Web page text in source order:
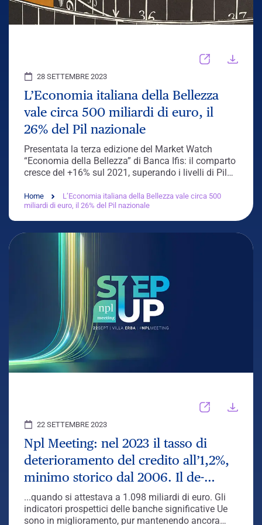
28 SETTEMBRE 2023
L’Economia italiana della Bellezza
vale circa 500 miliardi di euro, il
26% del Pil nazionale
Presentata la terza edizione del Market Watch
“Economia della Bellezza” di Banca Ifis: il comparto
cresce del +16% sul 2021, superando i livelli di Pil
Home
L’Economia italiana della Bellezza vale circa 500
miliardi di euro, il 26% del Pil nazionale
22 SETTEMBRE 2023
Npl Meeting: nel 2023 il tasso di
deterioramento del credito all’1,2%,
minimo storico dal 2006. Il de-
risking dei bilanci bancari prosegue
anche oltre i target EBA.
...quando si attestava a 1.098 miliardi di euro. Gli
indicatori prospettici delle banche significative Ue
sono in miglioramento, pur mantenendo ancora